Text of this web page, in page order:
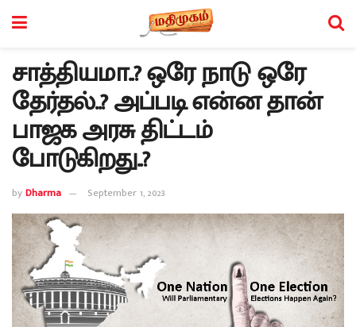
சாத்தியமா..? ஒரே நாடு ஒரே
தேர்தல்..? அப்படி என்ன தான்
பாஜக அரசு திட்டம்
போடுகிறது..?
byDharma September 1, 2023